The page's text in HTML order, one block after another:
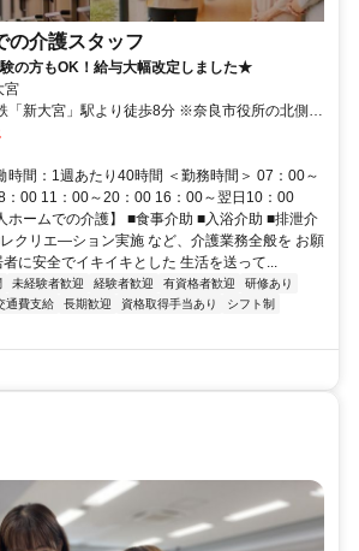
の介護スタッフ
の方もOK！給与大幅改定しました★
宮
「新大宮」駅より徒歩8分 ※奈良市役所の北側ス
時間：1週あたり40時間 ＜勤務時間＞ 07：00～
：00 11：00～20：00 16：00～翌日10：00
ホームでの介護】 ■食事介助 ■入浴介助 ■排泄介
クリエ―ション実施 など、介護業務全般を お願
に安全でイキイキとした 生活を送って...
未経験者歓迎 経験者歓迎 有資格者歓迎
研修あり
通費支給 長期歓迎 資格取得手当あり
シフト制